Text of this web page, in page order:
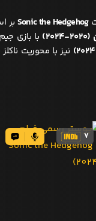
Sonic the Hedgehog بر
با بازی
نیز با محوریت
7